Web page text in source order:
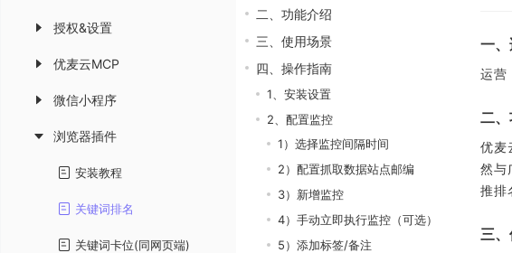
授权&设置
优麦云MCP
微信小程序
浏览器插件
安装教程
关键词排名
关键词卡位(同网页端)
二、功能介绍
三、使用场景
四、操作指南
1、安装设置
2、配置监控
1）选择监控间隔时间
2）配置抓取数据站点邮编
3）新增监控
4）手动立即执行监控（可选）
5）添加标签/备注
一
运营
二
优麦
然与
推排
三